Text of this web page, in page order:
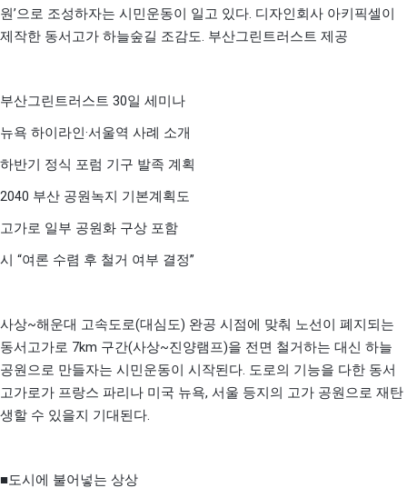
원’으로 조성하자는 시민운동이 일고 있다. 디자인회사 아키픽셀이
제작한 동서고가 하늘숲길 조감도. 부산그린트러스트 제공
부산그린트러스트 30일 세미나
뉴욕 하이라인 ·서울역 사례 소개
하반기 정식 포럼 기구 발족 계획
2040 부산 공원녹지 기본계획도
고가로 일부 공원화 구상 포함
시 “여론 수렴 후 철거 여부 결정”
사상~해운대 고속도로(대심도) 완공 시점에 맞춰 노선이 폐지되는
동서고가로 7km 구간(사상~진양램프)을 전면 철거하는 대신 하늘
공원으로 만들자는 시민운동이 시작된다. 도로의 기능을 다한 동서
고가로가 프랑스 파리나 미국 뉴욕, 서울 등지의 고가 공원으로 재탄
생할 수 있을지 기대된다.
■도시에 불어넣는 상상